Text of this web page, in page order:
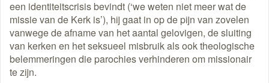
een identiteitscrisis bevindt (‘we weten niet meer wat de
missie van de Kerk is’), hij gaat in op de pijn van zovelen
vanwege de afname van het aantal gelovigen, de sluiting
van kerken en het seksueel misbruik als ook theologische
belemmeringen die parochies verhinderen om missionair
te zijn.